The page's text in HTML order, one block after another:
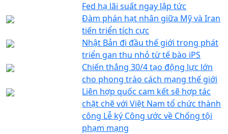
Fed hạ lãi suất ngay lập tức
Đàm phán hạt nhân giữa Mỹ và Iran
tiến triển tích cực
Nhật Bản đi đầu thế giới trong phát
triển gan thu nhỏ từ tế bào iPS
Chiến thắng 30/4 tạo động lực lớn
cho phong trào cách mạng thế giới
Liên hợp quốc cam kết sẽ hợp tác
chặt chẽ với Việt Nam tổ chức thành
công Lễ ký Công ước về Chống tội
phạm mạng